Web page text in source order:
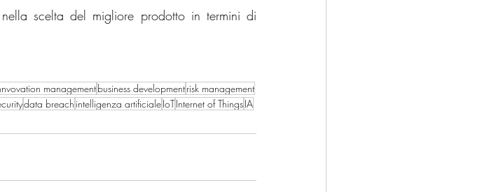
scelta del migliore prodotto in termini di
managementbusiness developmentrisk management
data breach intelligenza artificialeIoTInternet of ThingsIA